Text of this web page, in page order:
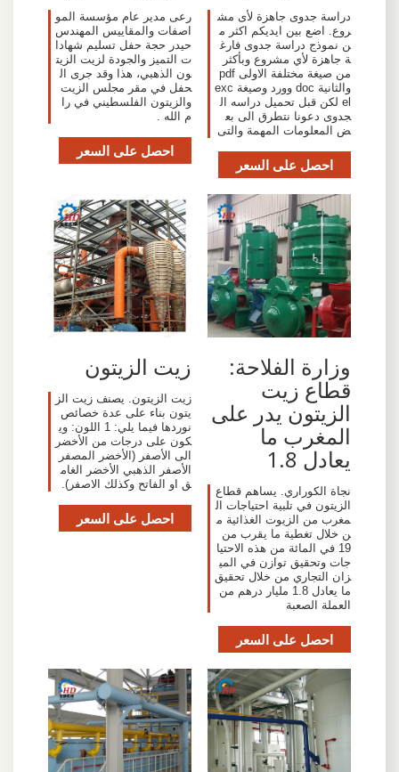
دراسة جدوى جاهزة لأى مش
روع. اضع بين ايديكم اكثر م
ن نموذج دراسة جدوى فارغ
ة جاهزة لأي مشروع وبأكثر
من صيغة مختلفة الاولى pdf
والثانية doc وورد وصيغة exc
el لكن قبل تحميل دراسه ال
جدوى دعونا نتطرق الى بع
ض المعلومات المهمة والتى
احصل على السعر
رعى مدير عام مؤسسة المو
اصفات والمقاييس المهندس
حيدر حجة حفل تسليم شهادا
ت التميز والجودة لزيت الزيت
ون الذهبي، هذا وقد جرى ال
حفل في مقر مجلس الزيت
والزيتون الفلسطيني في را
م الله .
احصل على السعر
وزارة الفلاحة:
قطاع زيت
الزيتون يدر على
المغرب ما
يعادل 1.8
نجاة الكوراري. يساهم قطاع
الزيتون في تلبية احتياجات ال
مغرب من الزيوت الغذائية م
ن خلال تغطية ما يقرب من
19 في المائة من هذه الاحتيا
جات وتحقيق توازن في المي
زان التجاري من خلال تحقيق
ما يعادل 1.8 مليار درهم من
العملة الصعبة
احصل على السعر
زيت الزيتون
زيت الزيتون. يصنف زيت الز
يتون بناء على عدة خصائص
نوردها فيما يلي: 1 اللون: وي
كون على درجات من الأخضر
الى الأصفر (الأخضر المصفر
الأصفر الذهبي الأخضر الغام
ق او الفاتح وكذلك الاصفر).
احصل على السعر